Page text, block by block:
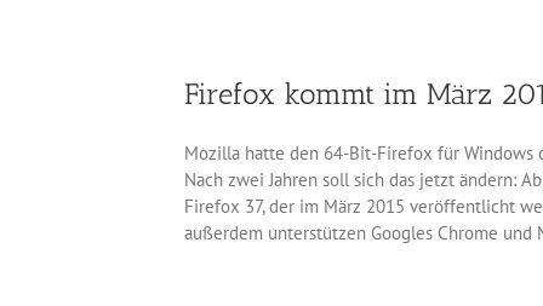
Firefox kommt im März
Mozilla hatte den 64-Bit-Firefox für Windows
Nach zwei Jahren soll sich das jetzt ändern:
Firefox 37, der im März 2015 veröffentlicht
außerdem unterstützen Googles Chrome